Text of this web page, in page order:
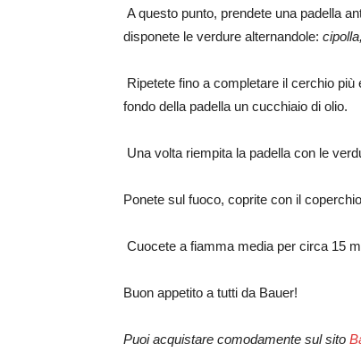
A questo punto, prendete una padella
disponete le verdure alternandole:
Ripetete fino a completare il cerchio
fondo della padella un cucchiaio di olio.
Una volta riempita la padella con le
Ponete sul fuoco, coprite con il
Cuocete a fiamma media per circa 15
Buon appetito a tutti da Bauer!
Puoi acquistare comodamente sul sito